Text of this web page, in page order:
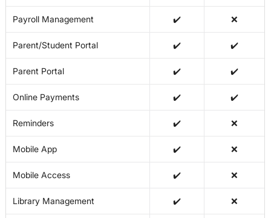
Payroll Management ✔️ ❌
Parent/Student Portal ✔️ ✔️
Parent Portal ✔️ ✔️
Online Payments ✔️ ✔️
Reminders ✔️ ❌
Mobile App ✔️ ❌
Mobile Access ✔️ ❌
Library Management ✔️ ❌